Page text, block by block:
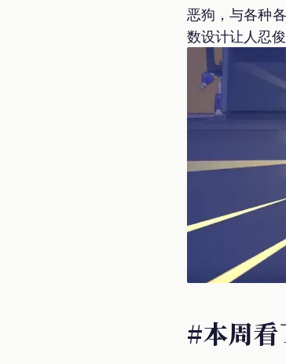
恶狗，与各种
数设计让人忍
#本周看